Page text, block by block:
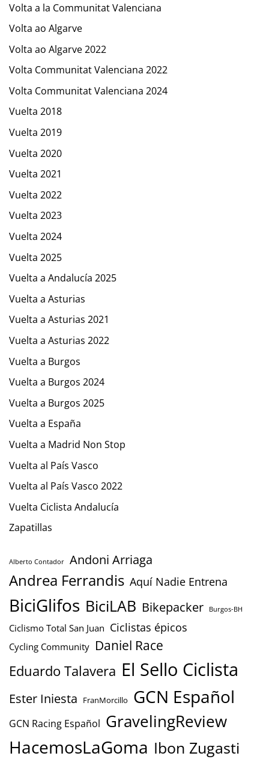
Volta a la Communitat Valenciana
Volta ao Algarve
Volta ao Algarve 2022
Volta Communitat Valenciana 2022
Volta Communitat Valenciana 2024
Vuelta 2018
Vuelta 2019
Vuelta 2020
Vuelta 2021
Vuelta 2022
Vuelta 2023
Vuelta 2024
Vuelta 2025
Vuelta a Andalucía 2025
Vuelta a Asturias
Vuelta a Asturias 2021
Vuelta a Asturias 2022
Vuelta a Burgos
Vuelta a Burgos 2024
Vuelta a Burgos 2025
Vuelta a España
Vuelta a Madrid Non Stop
Vuelta al País Vasco
Vuelta al País Vasco 2022
Vuelta Ciclista Andalucía
Zapatillas
Alberto Contador Andoni Arriaga
Andrea Ferrandis Aquí Nadie Entrena
BiciGlifos BiciLAB Bikepacker Burgos-BH
Ciclismo Total San Juan Ciclistas épicos
Cycling Community Daniel Race
Eduardo Talavera El Sello Ciclista
Ester Iniesta FranMorcillo GCN Español
GCN Racing Español GravelingReview
HacemosLaGoma Ibon Zugasti